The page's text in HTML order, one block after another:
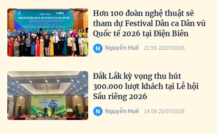
Hơn 100 đoàn nghệ thuật sẽ
tham dự Festival Dân ca Dân vũ
Quốc tế 2026 tại Điện Biên
Nguyễn Huế 21:55 22/07/2026
Đắk Lắk kỳ vọng thu hút
300.000 lượt khách tại Lễ hội
Sầu riêng 2026
Nguyễn Huế 14:09 21/07/2026